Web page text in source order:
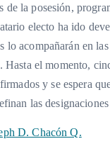
de la posesión,
electo ha ido
lo acompañarán en
. Hasta el momento,
y se espera
las designaciones
D. Chacón Q.